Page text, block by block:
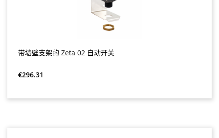
带墙壁支架的 Zeta 02 自动开关
Regular price:
€296.31